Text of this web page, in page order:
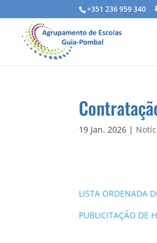
+351 236 959 340
19 Jan. 2026 |
LISTA ORDENADA
PUBLICITAÇÃO DE